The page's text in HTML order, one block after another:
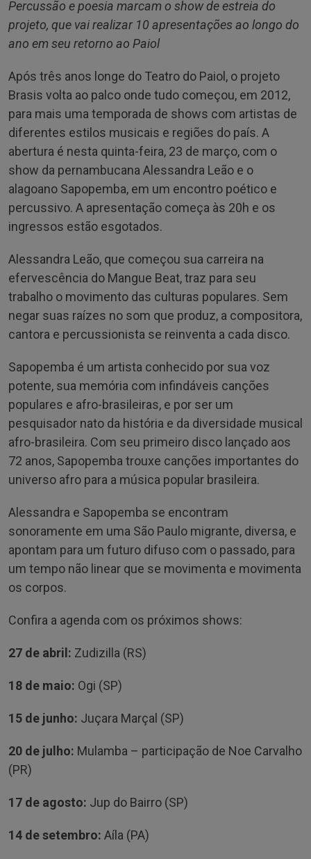
Percussão e poesia marcam o show de estreia do
projeto, que vai realizar 10 apresentações ao longo do
ano em seu retorno ao Paiol
Após três anos longe do Teatro do Paiol, o projeto
Brasis volta ao palco onde tudo começou, em 2012,
para mais uma temporada de shows com artistas de
diferentes estilos musicais e regiões do país. A
abertura é nesta quinta-feira, 23 de março, com o
show da pernambucana Alessandra Leão e o
alagoano Sapopemba, em um encontro poético e
percussivo. A apresentação começa às 20h e os
ingressos estão esgotados.
Alessandra Leão, que começou sua carreira na
efervescência do Mangue Beat, traz para seu
trabalho o movimento das culturas populares. Sem
negar suas raízes no som que produz, a compositora,
cantora e percussionista se reinventa a cada disco.
Sapopemba é um artista conhecido por sua voz
potente, sua memória com infindáveis canções
populares e afro-brasileiras, e por ser um
pesquisador nato da história e da diversidade musical
afro-brasileira. Com seu primeiro disco lançado aos
72 anos, Sapopemba trouxe canções importantes do
universo afro para a música popular brasileira.
Alessandra e Sapopemba se encontram
sonoramente em uma São Paulo migrante, diversa, e
apontam para um futuro difuso com o passado, para
um tempo não linear que se movimenta e movimenta
os corpos.
Confira a agenda com os próximos shows:
27 de abril: Zudizilla (RS)
18 de maio: Ogi (SP)
15 de junho: Juçara Marçal (SP)
20 de julho: Mulamba – participação de Noe Carvalho
(PR)
17 de agosto: Jup do Bairro (SP)
14 de setembro: Aíla (PA)